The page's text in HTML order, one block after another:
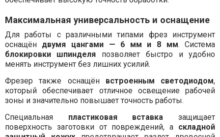
Максимальная универсальность и оснащение
Для работы с различными типами фрез инструмент
оснащён двумя цангами — 6 мм и 8 мм. Система
блокировки шпинделя позволяет быстро и удобно
менять инструмент без лишних усилий.
Фрезер также оснащён встроенным светодиодом,
который обеспечивает отличное освещение рабочей
зоны и значительно повышает точность работы.
Специальная пластиковая вставка защищает
поверхность заготовки от повреждений, а складной